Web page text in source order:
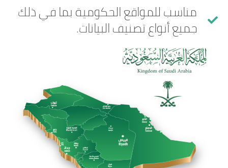
مناسب للمواقع الحكومية بما في ذلك
جميع أنواع تصنيف البيانات.